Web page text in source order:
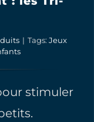
| Tags: Jeux
stimuler